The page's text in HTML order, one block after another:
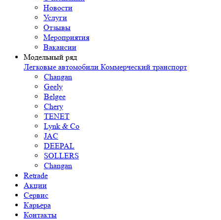
Новости
Услуги
Отзывы
Мероприятия
Вакансии
Модельный ряд
Легковые автомобили Коммерческий транспорт
Changan
Geely
Belgee
Chery
TENET
Lynk & Co
JAC
DEEPAL
SOLLERS
Changan
Retrade
Акции
Сервис
Карьера
Контакты